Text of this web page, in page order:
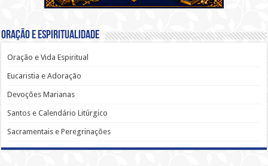
Oração e Espiritualidade
Oração e Vida Espiritual
Eucaristia e Adoração
Devoções Marianas
Santos e Calendário Litúrgico
Sacramentais e Peregrinações